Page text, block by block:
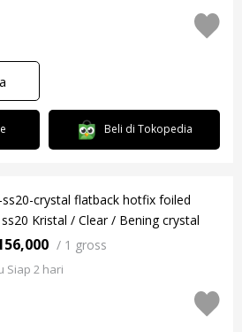
Beli di Tokopedia
ss20-crystal flatback hotfix foiled
Kristal / Clear / Bening crystal
/ 1 gross
Siap 2 hari